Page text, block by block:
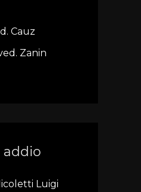
Cauz
Zanin
addio
Luigi